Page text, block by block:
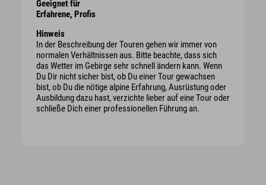
Geeignet für
Erfahrene, Profis
Hinweis
In der Beschreibung der Touren gehen wir immer von
normalen Verhältnissen aus. Bitte beachte, dass sich
das Wetter im Gebirge sehr schnell ändern kann. Wenn
Du Dir nicht sicher bist, ob Du einer Tour gewachsen
bist, ob Du die nötige alpine Erfahrung, Ausrüstung oder
Ausbildung dazu hast, verzichte lieber auf eine Tour oder
schließe Dich einer professionellen Führung an.